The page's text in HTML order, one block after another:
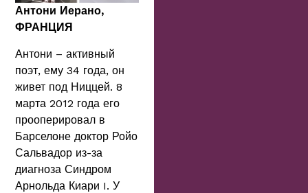
Антони Иерано,
ФРАНЦИЯ
Антони – активный
поэт, ему 34 года, он
живет под Ниццей. 8
марта 2012 года его
прооперировал в
Барселоне доктор Ройо
Сальвадор из-за
диагноза Синдром
Арнольда Киари I. У